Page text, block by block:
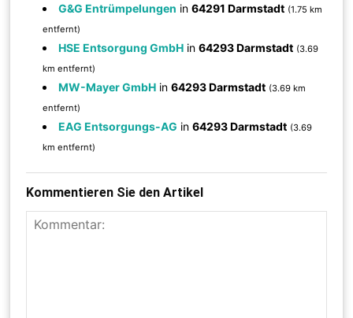
G&G Entrümpelungen in64291 Darmstadt (1.75 km
entfernt)
HSE Entsorgung GmbH in64293 Darmstadt (3.69
km entfernt)
MW-Mayer GmbH in64293 Darmstadt (3.69 km
entfernt)
EAG Entsorgungs-AG in64293 Darmstadt (3.69
km entfernt)
Kommentieren Sie den Artikel